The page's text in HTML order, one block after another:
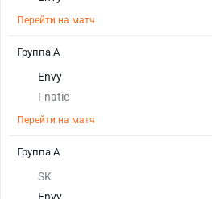
Перейти на матч
Envy
Fnatic
Перейти на матч
Группа А
SK
Группа А